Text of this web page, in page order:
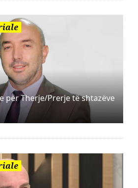
për Therje/Prerje të shtazëve